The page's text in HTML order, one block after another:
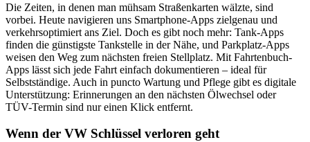
Die Zeiten, in denen man mühsam Straßenkarten wälzte, sind
vorbei. Heute navigieren uns Smartphone-Apps zielgenau und
verkehrsoptimiert ans Ziel. Doch es gibt noch mehr: Tank-Apps
finden die günstigste Tankstelle in der Nähe, und Parkplatz-Apps
weisen den Weg zum nächsten freien Stellplatz. Mit Fahrtenbuch-
Apps lässt sich jede Fahrt einfach dokumentieren – ideal für
Selbstständige. Auch in puncto Wartung und Pflege gibt es digitale
Unterstützung: Erinnerungen an den nächsten Ölwechsel oder
TÜV-Termin sind nur einen Klick entfernt.
Wenn der VW Schlüssel verloren geht